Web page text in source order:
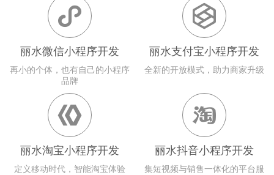

丽水微信小程序开发
再小的个体，也有自己的小程序
品牌

丽水支付宝小程序开发
全新的开放模式，助力商家升级

丽水淘宝小程序开发
定义移动时代，智能淘宝体验

丽水抖音小程序开发
集短视频与销售一体化的平台服